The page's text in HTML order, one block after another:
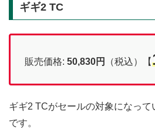
ギギ2 TC
販売価格: 50,830円 （税込）【
ギギ2 TCがセールの対象になっ
です。